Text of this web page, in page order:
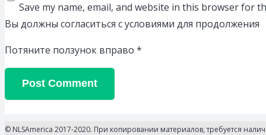
Save my name, email, and website in this browser for
Вы должны согласиться с условиями для продолжения
Потяните ползунок вправо *
Post Comment
© NLSAmerica 2017-2020. При копировании материалов, требуется